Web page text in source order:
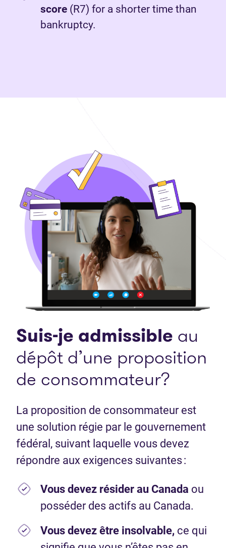
score (R7) for a shorter time than
bankruptcy.
Suis-je admissible au
dépôt d’une proposition
de consommateur?
La proposition de consommateur est
une solution régie par le gouvernement
fédéral, suivant laquelle vous devez
répondre aux exigences suivantes :
Vous devez résider au Canada ou
posséder des actifs au Canada.
Vous devez être insolvable, ce qui